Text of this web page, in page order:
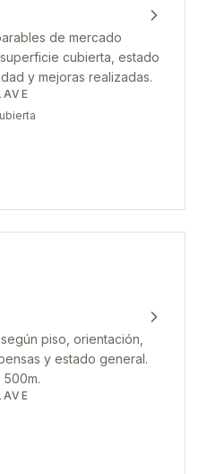
de mercado
cubierta, estado
y mejoras realizadas.
piso, orientación,
y estado general.